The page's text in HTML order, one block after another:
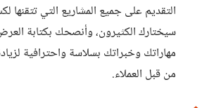
التقديم على جميع المشاريع التي
سيختارك الكثيرون، وأنصحك بكتابة
مهاراتك وخبراتك بسلاسة واحترافية
من قبل العملاء.